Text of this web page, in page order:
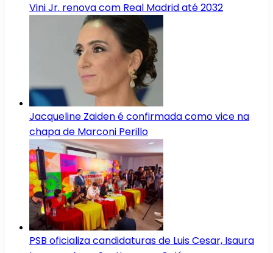
Vini Jr. renova com Real Madrid até 2032
Jacqueline Zaiden é confirmada como vice na
chapa de Marconi Perillo
PSB oficializa candidaturas de Luis Cesar, Isaura